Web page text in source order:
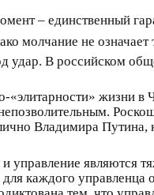
– единственный
молчание не
удар. В российском
жизни в
Владимира
управление являются
каждого